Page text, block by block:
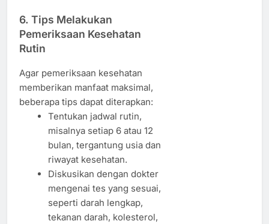
6. Tips Melakukan
Pemeriksaan Kesehatan
Rutin
Agar pemeriksaan kesehatan
memberikan manfaat maksimal,
beberapa tips dapat diterapkan:
Tentukan jadwal rutin,
misalnya setiap 6 atau 12
bulan, tergantung usia dan
riwayat kesehatan.
Diskusikan dengan dokter
mengenai tes yang sesuai,
seperti darah lengkap,
tekanan darah, kolesterol,